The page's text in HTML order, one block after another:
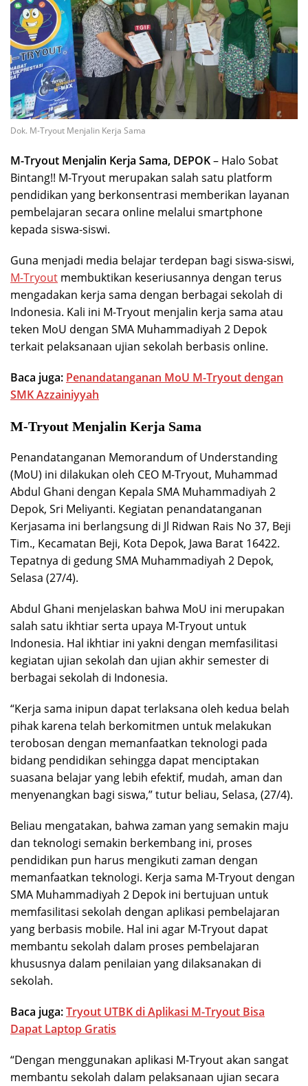
Dok. M-Tryout Menjalin Kerja Sama
M-Tryout Menjalin Kerja Sama, DEPOK– Halo Sobat
Bintang!! M-Tryout merupakan salah satu platform
pendidikan yang berkonsentrasi memberikan layanan
pembelajaran secara online melalui smartphone
kepada siswa-siswi.
Guna menjadi media belajar terdepan bagi siswa-siswi,
M-Tryout membuktikan keseriusannya dengan terus
mengadakan kerja sama dengan berbagai sekolah di
Indonesia. Kali ini M-Tryout menjalin kerja sama atau
teken MoU dengan SMA Muhammadiyah 2 Depok
terkait pelaksanaan ujian sekolah berbasis online.
Baca juga: Penandatanganan MoU M-Tryout dengan
SMK Azzainiyyah
M-Tryout Menjalin Kerja Sama
Penandatanganan Memorandum of Understanding
(MoU) ini dilakukan oleh CEO M-Tryout, Muhammad
Abdul Ghani dengan Kepala SMA Muhammadiyah 2
Depok, Sri Meliyanti. Kegiatan penandatanganan
Kerjasama ini berlangsung di Jl Ridwan Rais No 37, Beji
Tim., Kecamatan Beji, Kota Depok, Jawa Barat 16422.
Tepatnya di gedung SMA Muhammadiyah 2 Depok,
Selasa (27/4).
Abdul Ghani menjelaskan bahwa MoU ini merupakan
salah satu ikhtiar serta upaya M-Tryout untuk
Indonesia. Hal ikhtiar ini yakni dengan memfasilitasi
kegiatan ujian sekolah dan ujian akhir semester di
berbagai sekolah di Indonesia.
“Kerja sama inipun dapat terlaksana oleh kedua belah
pihak karena telah berkomitmen untuk melakukan
terobosan dengan memanfaatkan teknologi pada
bidang pendidikan sehingga dapat menciptakan
suasana belajar yang lebih efektif, mudah, aman dan
menyenangkan bagi siswa,” tutur beliau, Selasa, (27/4).
Beliau mengatakan, bahwa zaman yang semakin maju
dan teknologi semakin berkembang ini, proses
pendidikan pun harus mengikuti zaman dengan
memanfaatkan teknologi. Kerja sama M-Tryout dengan
SMA Muhammadiyah 2 Depok ini bertujuan untuk
memfasilitasi sekolah dengan aplikasi pembelajaran
yang berbasis mobile. Hal ini agar M-Tryout dapat
membantu sekolah dalam proses pembelajaran
khususnya dalam penilaian yang dilaksanakan di
sekolah.
Baca juga:Tryout UTBK di Aplikasi M-Tryout Bisa
Dapat Laptop Gratis
“Dengan menggunakan aplikasi M-Tryout akan sangat
membantu sekolah dalam pelaksanaan ujian secara